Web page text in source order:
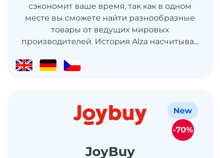
сэкономит ваше время, так как в одном
месте вы сможете найти разнообразные
товары от ведущих мировых
производителей. История Alza насчитыва...
JoyBuy
New
-70%